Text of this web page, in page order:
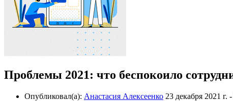
Проблемы 2021: что беспокоило
Опубликовал(а): Анастасия Алексеенко 23 декабря 2021 г.